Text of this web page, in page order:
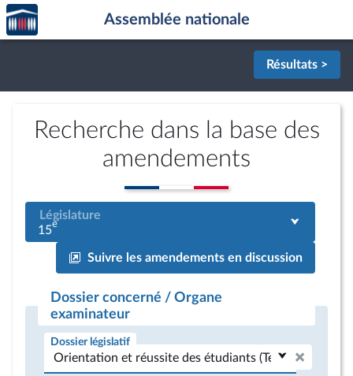
Aller au contenu
Aller en bas de la page
Accèder
à la
page
Assemblée nationale
Résultats >
Recherche dans la base des
amendements
Législature
15e
Suivre les amendements en discussion
Dossier concerné / Organe
examinateur
Dossier législatif